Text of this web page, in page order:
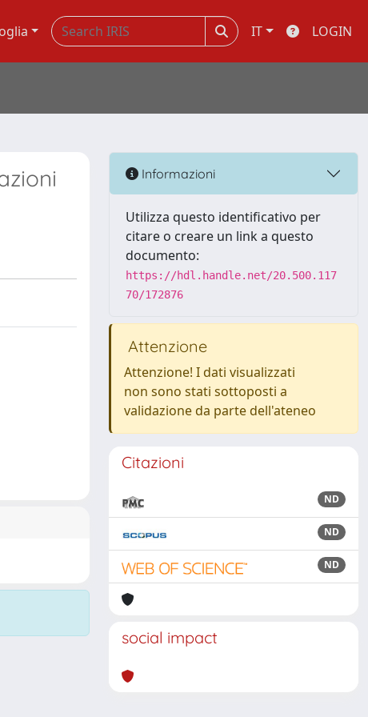
IT LOGIN
Informazioni
Utilizza questo identificativo per
citare o creare un link a questo
documento:
https://hdl.handle.net/20.500.117
70/172876
Attenzione
Attenzione! I dati visualizzati
non sono stati sottoposti a
validazione da parte dell'ateneo
Citazioni
ND
ND
ND
social impact